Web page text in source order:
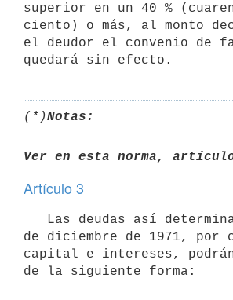
superior en un 40 %
ciento) o más, al monto
el deudor el convenio de
(*)Notas:
Ver en esta norma,
Artículo 3
de diciembre de 1971, por
capital e intereses, podrán
de la siguiente forma: